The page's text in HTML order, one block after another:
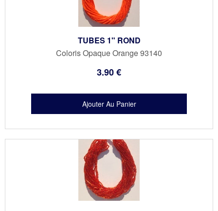
TUBES 1" ROND
Coloris Opaque Orange 93140
3.90€